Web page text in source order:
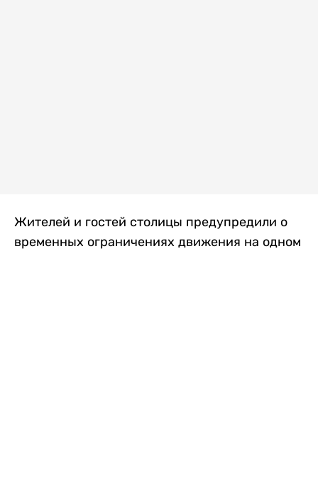
Жителей и гостей столицы предупредили о
временных ограничениях движения на одном